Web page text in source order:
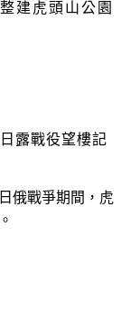
建虎頭山公園
露戰役望樓記
日俄戰爭期間，虎